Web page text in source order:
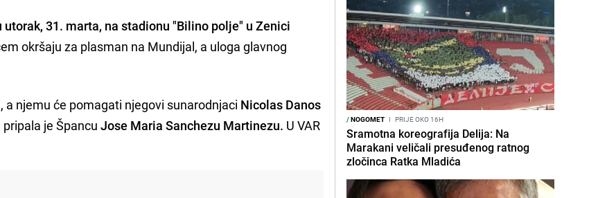
utorak, 31. marta, na stadionu "Bilino polje" u Zenici
okršaju za plasman na Mundijal, a uloga glavnog
a njemu će pomagati njegovi sunarodnjaci Nicolas Danos
je ŠpancuJose Maria Sanchezu Martinezu. U VAR
/NOGOMET I PRIJE OKO 16H
Sramotna koreografija Delija: Na
Marakani veličali presuđenog ratnog
zločinca Ratka Mladića